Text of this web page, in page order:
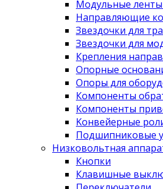
Модульные
Направляющие
Звездочки для
Звездочки для
Крепления
Опорные
Опоры для
Компоненты
Компоненты
Koнвейерныe
Подшипниковые
Низковольтная
Кнопки
Клавишные